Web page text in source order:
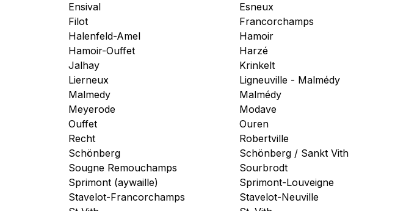
Ensival
Esneux
Filot
Francorchamps
Halenfeld-Amel
Hamoir
Hamoir-Ouffet
Harzé
Jalhay
Krinkelt
Lierneux
Ligneuville - Malmédy
Malmedy
Malmédy
Meyerode
Modave
Ouffet
Ouren
Recht
Robertville
Schönberg
Schönberg / Sankt Vith
Sougne Remouchamps
Sourbrodt
Sprimont (aywaille)
Sprimont-Louveigne
Stavelot-Francorchamps
Stavelot-Neuville